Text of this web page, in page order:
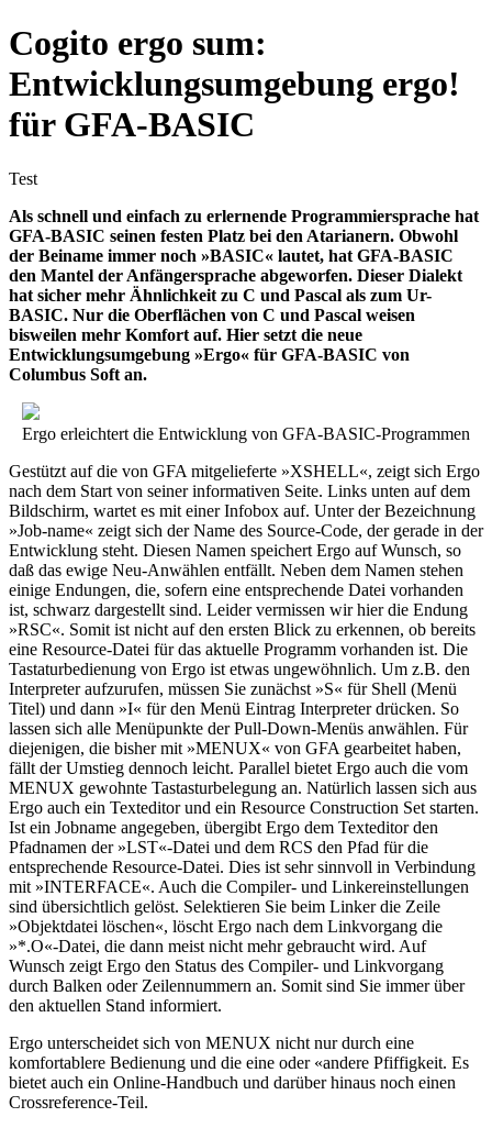
Cogito ergo sum:
Entwicklungsumgebung ergo!
für GFA-BASIC
Test
Als schnell und einfach zu erlernende Programmiersprache hat
GFA-BASIC seinen festen Platz bei den Atarianern. Obwohl
der Beiname immer noch »BASIC« lautet, hat GFA-BASIC
den Mantel der Anfängersprache abgeworfen. Dieser Dialekt
hat sicher mehr Ähnlichkeit zu C und Pascal als zum Ur-
BASIC. Nur die Oberflächen von C und Pascal weisen
bisweilen mehr Komfort auf. Hier setzt die neue
Entwicklungsumgebung »Ergo« für GFA-BASIC von
Columbus Soft an.
Ergo erleichtert die Entwicklung von GFA-BASIC-Programmen
Gestützt auf die von GFA mitgelieferte »XSHELL«, zeigt sich Ergo
nach dem Start von seiner informativen Seite. Links unten auf dem
Bildschirm, wartet es mit einer Infobox auf. Unter der Bezeichnung
»Job-name« zeigt sich der Name des Source-Code, der gerade in der
Entwicklung steht. Diesen Namen speichert Ergo auf Wunsch, so
daß das ewige Neu-Anwählen entfällt. Neben dem Namen stehen
einige Endungen, die, sofern eine entsprechende Datei vorhanden
ist, schwarz dargestellt sind. Leider vermissen wir hier die Endung
»RSC«. Somit ist nicht auf den ersten Blick zu erkennen, ob bereits
eine Resource-Datei für das aktuelle Programm vorhanden ist. Die
Tastaturbedienung von Ergo ist etwas ungewöhnlich. Um z.B. den
Interpreter aufzurufen, müssen Sie zunächst »S« für Shell (Menü
Titel) und dann »I« für den Menü Eintrag Interpreter drücken. So
lassen sich alle Menüpunkte der Pull-Down-Menüs anwählen. Für
diejenigen, die bisher mit »MENUX« von GFA gearbeitet haben,
fällt der Umstieg dennoch leicht. Parallel bietet Ergo auch die vom
MENUX gewohnte Tastasturbelegung an. Natürlich lassen sich aus
Ergo auch ein Texteditor und ein Resource Construction Set starten.
Ist ein Jobname angegeben, übergibt Ergo dem Texteditor den
Pfadnamen der »LST«-Datei und dem RCS den Pfad für die
entsprechende Resource-Datei. Dies ist sehr sinnvoll in Verbindung
mit »INTERFACE«. Auch die Compiler- und Linkereinstellungen
sind übersichtlich gelöst. Selektieren Sie beim Linker die Zeile
»Objektdatei löschen«, löscht Ergo nach dem Linkvorgang die
»*.O«-Datei, die dann meist nicht mehr gebraucht wird. Auf
Wunsch zeigt Ergo den Status des Compiler- und Linkvorgang
durch Balken oder Zeilennummern an. Somit sind Sie immer über
den aktuellen Stand informiert.
Ergo unterscheidet sich von MENUX nicht nur durch eine
komfortablere Bedienung und die eine oder «andere Pfiffigkeit. Es
bietet auch ein Online-Handbuch und darüber hinaus noch einen
Crossreference-Teil.